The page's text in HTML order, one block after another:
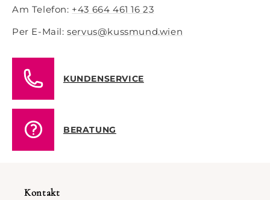
Am Telefon: +43 664 461 16 23
Per E-Mail:servus@kussmund.wien
KUNDENSERVICE
BERATUNG
Kontakt